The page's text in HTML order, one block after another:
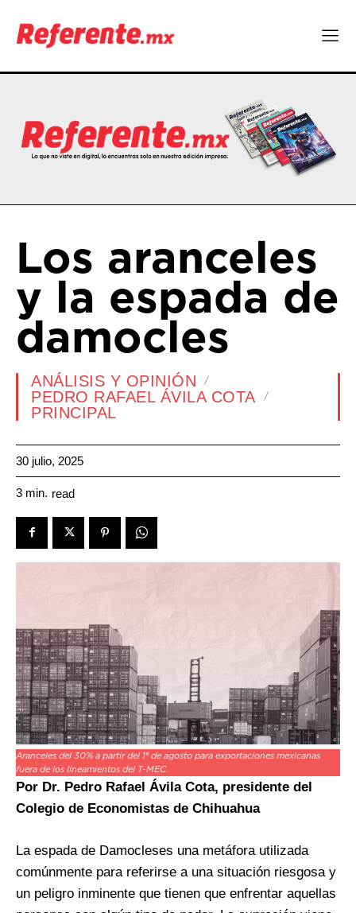
Los aranceles
y la espada de
damocles
ANÁLISIS Y OPINIÓN
PEDRO RAFAEL ÁVILA COTA
PRINCIPAL
30 julio, 2025
3 min. read
Aranceles del 30% a partir del 1° de agosto para exportaciones mexicanas
fuera de los lineamientos del T-MEC.
Por Dr. Pedro Rafael Ávila Cota, presidente del
Colegio de Economistas de Chihuahua
La espada de Damocleses una metáfora utilizada
comúnmente para referirse a una situación riesgosa y
un peligro inminente que tienen que enfrentar aquellas